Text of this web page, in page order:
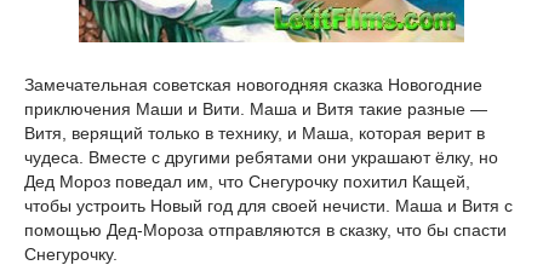
Замечательная советская новогодняя сказка Новогодние
приключения Маши и Вити. Маша и Витя такие разные —
Витя, верящий только в технику, и Маша, которая верит в
чудеса. Вместе с другими ребятами они украшают ёлку, но
Дед Мороз поведал им, что Снегурочку похитил Кащей,
чтобы устроить Новый год для своей нечисти. Маша и Витя с
помощью Дед-Мороза отправляются в сказку, что бы спасти
Снегурочку.